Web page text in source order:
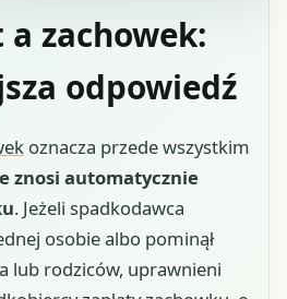
zachowek:
odpowiedź
oznacza przede wszystkim
znosi automatycznie
. Jeżeli spadkodawca
osobie albo pominął
lub rodziców, uprawnieni